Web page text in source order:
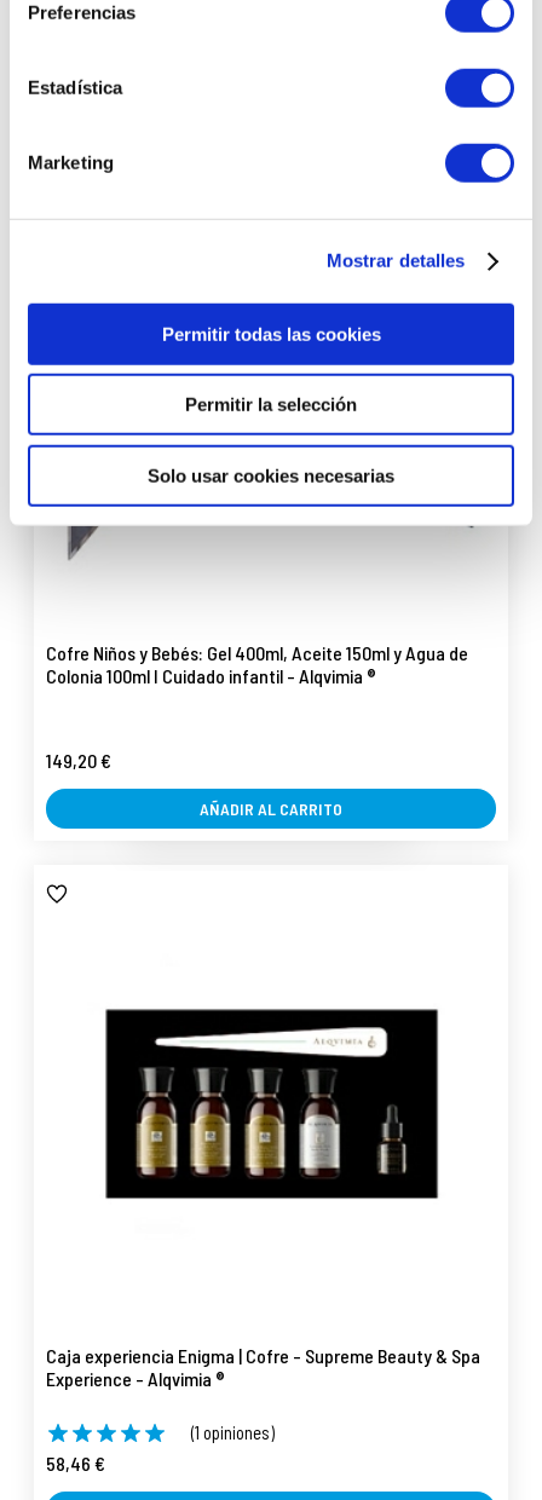
Preferencias
Estadística
Marketing
Mostrar detalles
Permitir todas las cookies
Permitir la selección
Solo usar cookies necesarias
Cofre Niños y Bebés: Gel 400ml, Aceite 150ml y Agua de
Colonia 100ml I Cuidado infantil - Alqvimia ®
149,20 €
AÑADIR AL CARRITO
Caja experiencia Enigma | Cofre - Supreme Beauty & Spa
Experience - Alqvimia ®
(1 opiniones)
58,46 €